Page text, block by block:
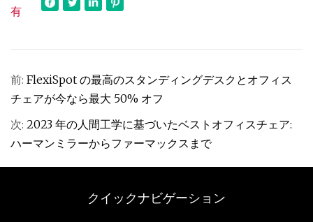
有
前: FlexiSpot の最高のスタンディングデスクとオフィス
チェアが今なら最大 50% オフ
次: 2023 年の人間工学に基づいたベストオフィスチェア:
ハーマンミラーからファーマックスまで
クイックナビゲーション